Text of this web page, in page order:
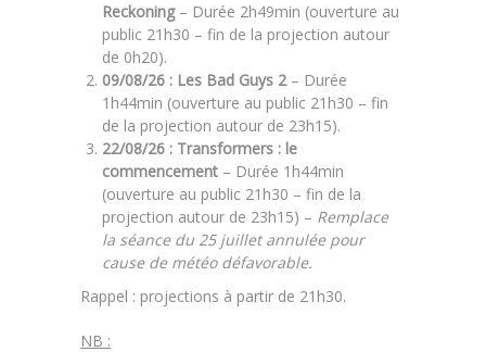
Reckoning– Durée 2h49min (ouverture au
public 21h30 – fin de la projection autour
de 0h20).
09/08/26 : Les Bad Guys 2 – Durée
1h44min (ouverture au public 21h30 – fin
de la projection autour de 23h15).
22/08/26 : Transformers : le
commencement – Durée 1h44min
(ouverture au public 21h30 – fin de la
projection autour de 23h15) – Remplace
la séance du 25 juillet annulée pour
cause de météo défavorable.
Rappel : projections à partir de 21h30.
NB :